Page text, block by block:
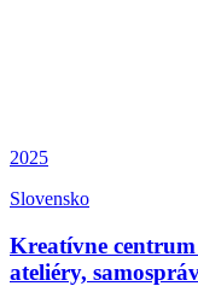
2025
Slovensko
Kreatívne
ateliéry,